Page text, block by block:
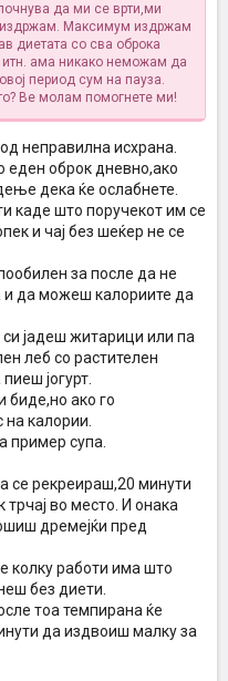
да ми се врти,ми
Максимум издржам
диетата со сва оброка
ама никако неможам да
период сум на пауза.
Ве молам помогнете ми!
неправилна исхрана.
еден оброк дневно,ако
дека ќе ослабнете.
каде што поручекот им се
и чај без шеќер не се
за после да не
и да можеш калориите да
јадеш житарици или па
леб со растителен
јогурт.
биде,но ако го
калории.
пример супа.
се рекреираш,20 минути
во место. И онака
дремејќи пред
колку работи има што
без диети.
тоа темпирана ќе
да издвоиш малку за